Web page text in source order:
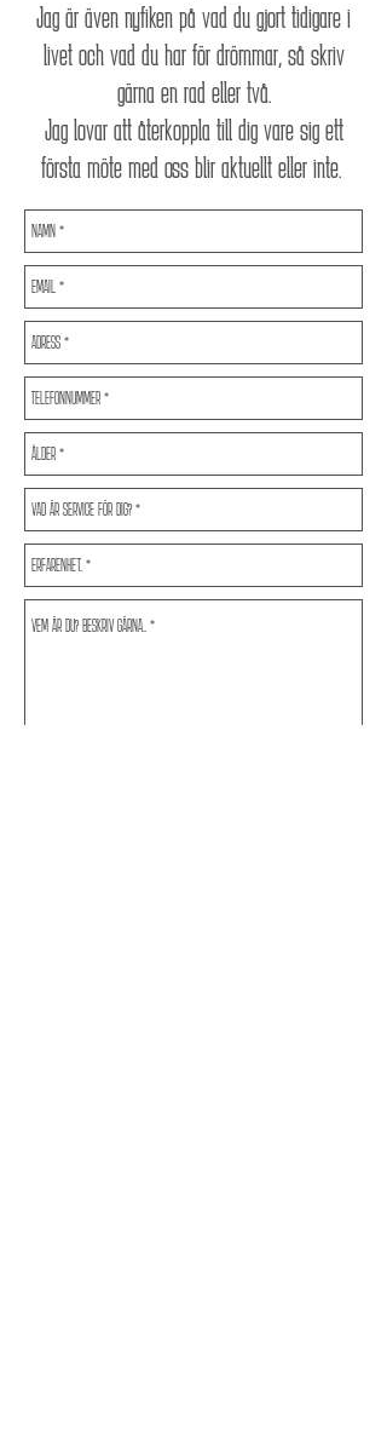
Jag är även nyfiken på vad du gjort tidigare i
livet och vad du har för drömmar, så skriv
gärna en rad eller två.
Jag lovar att återkoppla till dig vare sig ett
första möte med oss blir aktuellt eller inte.